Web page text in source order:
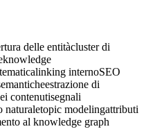
delle entitàcluster di
knowledge
linking internoSEO
estrazione di
contenutisegnali
naturaletopic modelingattributi
al knowledge graph